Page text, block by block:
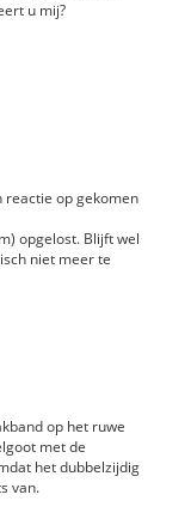
u mij?
reactie op gekomen
opgelost. Blijft wel
niet meer te
op het ruwe
met de
het dubbelzijdig
van.